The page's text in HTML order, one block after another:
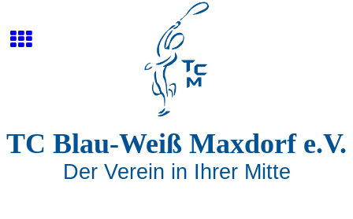
TC Blau-Weiß Maxdorf e.V.
Der Verein in Ihrer Mitte